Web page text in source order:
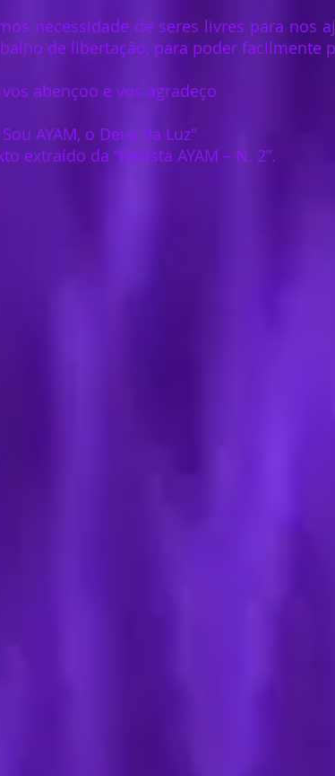
necessidade de seres livres para nos
de libertação, para poder facilmente
vos abençoo e vos agradeço
Sou AYAM, o Deus da Luz"
extraído da “Revista AYAM – N. 2”.